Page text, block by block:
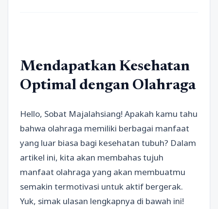
Mendapatkan Kesehatan
Optimal dengan Olahraga
Hello, Sobat Majalahsiang! Apakah kamu tahu
bahwa olahraga memiliki berbagai manfaat
yang luar biasa bagi kesehatan tubuh? Dalam
artikel ini, kita akan membahas tujuh
manfaat olahraga yang akan membuatmu
semakin termotivasi untuk aktif bergerak.
Yuk, simak ulasan lengkapnya di bawah ini!